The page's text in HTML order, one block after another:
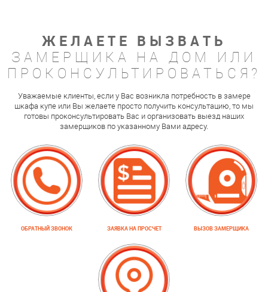
ЖЕЛАЕТЕ ВЫЗВАТЬ
ЗАМЕРЩИКА НА ДОМ ИЛИ
ПРОКОНСУЛЬТИРОВАТЬСЯ?
Уважаемые клиенты, если у Вас возникла потребность в замере
шкафа купе или Вы желаете просто получить консультацию, то мы
готовы проконсультировать Вас и организовать выезд наших
замерщиков по указанному Вами адресу.
ОБРАТНЫЙ ЗВОНОК ЗАЯВКА НА ПРОСЧЕТ ВЫЗОВ ЗАМЕРЩИКА